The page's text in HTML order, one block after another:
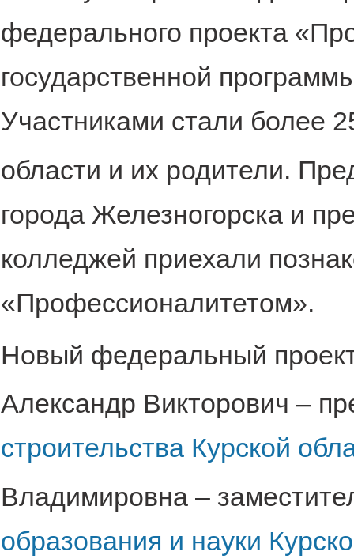
федерального проекта
государственной
Участниками стали более
области и их родители.
города Железногорска и
колледжей приехали
«Профессионалитетом».
Новый федеральный
Александр Викторович –
строительства Курской
Владимировна –
образования и науки